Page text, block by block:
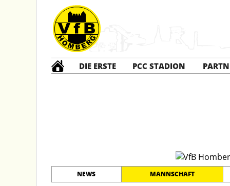
DIE ERSTE PCC STADION
NEWS MANNSCHAFT